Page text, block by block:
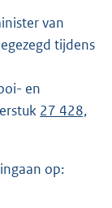
van
tijdens
en
27 428,
op: